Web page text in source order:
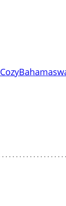
CozyBahamas